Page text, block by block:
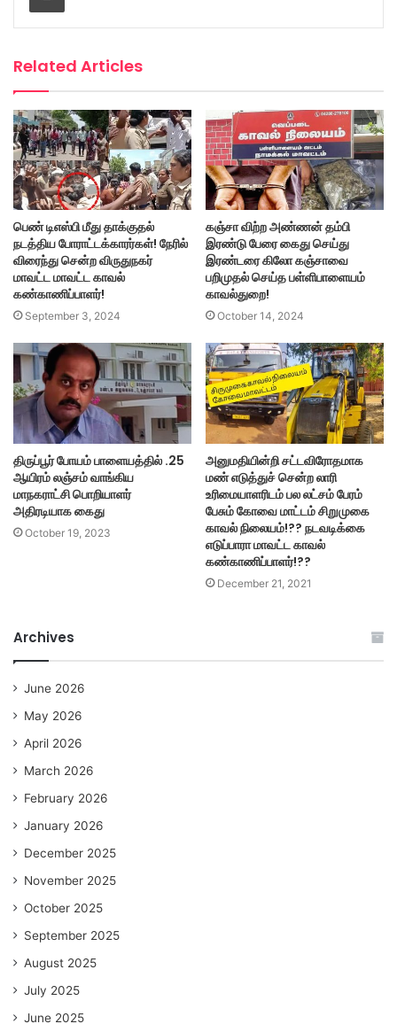
Related Articles
பெண் டிஎஸ்பி மீது தாக்குதல்
நடத்திய போராட்டக்காரர்கள்! நேரில்
விரைந்து சென்ற விருதுநகர்
மாவட்ட மாவட்ட காவல்
கண்காணிப்பாளர்!
September 3, 2024
கஞ்சா விற்ற அண்ணன் தம்பி
இரண்டு பேரை கைது செய்து
இரண்டரை கிலோ கஞ்சாவை
பறிமுதல் செய்த பள்ளிபாளையம்
காவல்துறை!
October 14, 2024
திருப்பூர் போயம் பாளையத்தில் .25
ஆயிரம் லஞ்சம் வாங்கிய
மாநகராட்சி பொறியாளர்
அதிரடியாக கைது
October 19, 2023
அனுமதியின்றி சட்டவிரோதமாக
மண் எடுத்துச் சென்ற லாரி
உரிமையாளரிடம் பல லட்சம் பேரம்
பேசும் கோவை மாட்டம் சிறுமுகை
காவல் நிலையம்!?? நடவடிக்கை
எடுப்பாரா மாவட்ட காவல்
கண்காணிப்பாளர்!??
December 21, 2021
Archives
June 2026
May 2026
April 2026
March 2026
February 2026
January 2026
December 2025
November 2025
October 2025
September 2025
August 2025
July 2025
June 2025